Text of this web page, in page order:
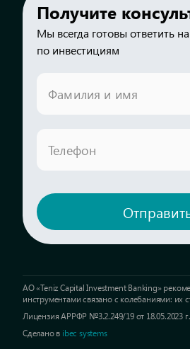
Получите
Мы всегда готовы ответить
по инвестициям
Фамилия и имя
Телефон
АО «Teniz Capital Investment Banking»
инструментами связано с колебаниями: их
Лицензия АРРФР №3.2.249/19 от 18.05.2023
Сделано в ibec systems